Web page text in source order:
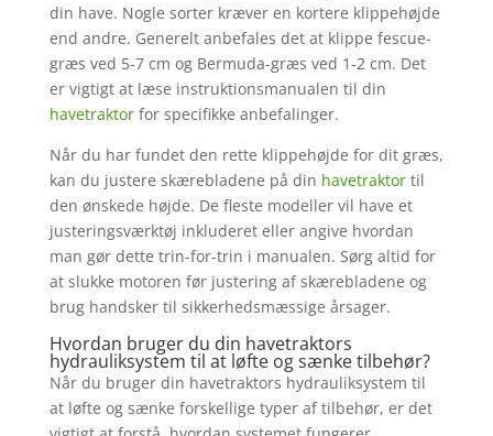
din have. Nogle sorter kræver en kortere klippehøjde
end andre. Generelt anbefales det at klippe fescue-
græs ved 5-7 cm og Bermuda-græs ved 1-2 cm. Det
er vigtigt at læse instruktionsmanualen til din
havetraktorfor specifikke anbefalinger.
Når du har fundet den rette klippehøjde for dit græs,
kan du justere skærebladene på din havetraktortil
den ønskede højde. De fleste modeller vil have et
justeringsværktøj inkluderet eller angive hvordan
man gør dette trin-for-trin i manualen. Sørg altid for
at slukke motoren før justering af skærebladene og
brug handsker til sikkerhedsmæssige årsager.
Hvordan bruger du din havetraktors
hydrauliksystem til at løfte og sænke tilbehør?
Når du bruger din havetraktors hydrauliksystem til
at løfte og sænke forskellige typer af tilbehør, er det